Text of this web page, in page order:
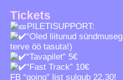
Tickets
PILETISUPPORT:
“Oled liitunud
terve öö tasuta!)
“Tavapilet” 5€
“Fast Track” 10€
FB “going” list sulgub 22.30!